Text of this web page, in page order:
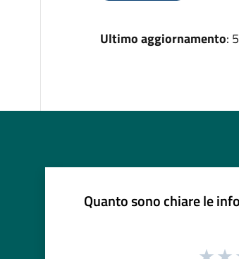
Ultimo aggiornamento:
Quanto sono chiare le